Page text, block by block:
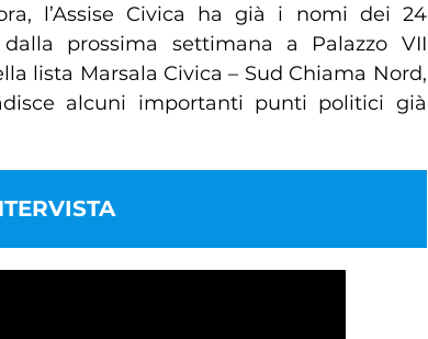
l’Assise Civica ha già i nomi dei 24
prossima settimana a Palazzo VII
lista Marsala Civica – Sud Chiama Nord,
alcuni importanti punti politici già